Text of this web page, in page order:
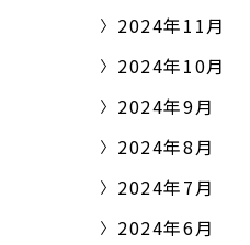
2024年11月
2024年10月
2024年9月
2024年8月
2024年7月
2024年6月